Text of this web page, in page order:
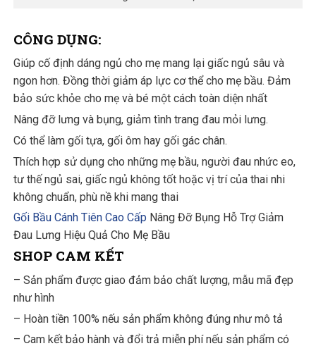
CÔNG DỤNG:
Giúp cố định dáng ngủ cho mẹ mang lại giấc ngủ sâu và
ngon hơn. Đồng thời giảm áp lực cơ thể cho mẹ bầu. Đảm
bảo sức khỏe cho mẹ và bé một cách toàn diện nhất
Nâng đỡ lưng và bụng, giảm tình trang đau mỏi lưng.
Có thể làm gối tựa, gối ôm hay gối gác chân.
Thích hợp sử dụng cho những mẹ bầu, người đau nhức eo,
tư thế ngủ sai, giấc ngủ không tốt hoặc vị trí của thai nhi
không chuẩn, phù nề khi mang thai
Gối Bầu Cánh Tiên Cao Cấp Nâng Đỡ Bụng Hỗ Trợ Giảm
Đau Lưng Hiệu Quả Cho Mẹ Bầu
SHOP CAM KẾT
– Sản phẩm được giao đảm bảo chất lượng, mẫu mã đẹp
như hình
– Hoàn tiền 100% nếu sản phẩm không đúng như mô tả
– Cam kết bảo hành và đổi trả miễn phí nếu sản phẩm có